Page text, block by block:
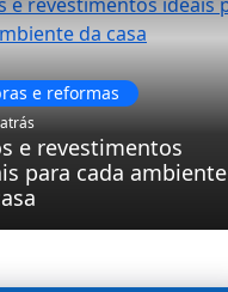
e reformas
e revestimentos
para cada ambiente